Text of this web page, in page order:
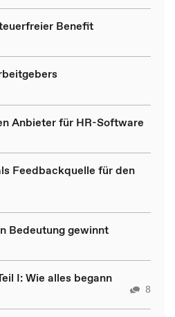
Benefit
Anbieter für HR-Software
Feedbackquelle für den
Bedeutung gewinnt
I: Wie alles begann
8